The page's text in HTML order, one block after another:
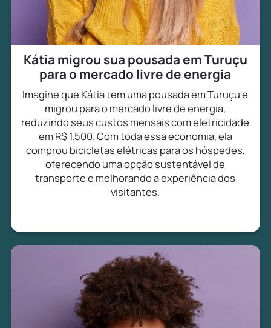
Kátia migrou sua pousada em Turuçu
para o mercado livre de energia
Imagine que Kátia tem uma pousada em Turuçu e
migrou para o mercado livre de energia,
reduzindo seus custos mensais com eletricidade
em R$ 1.500. Com toda essa economia, ela
comprou bicicletas elétricas para os hóspedes,
oferecendo uma opção sustentável de
transporte e melhorando a experiência dos
visitantes.